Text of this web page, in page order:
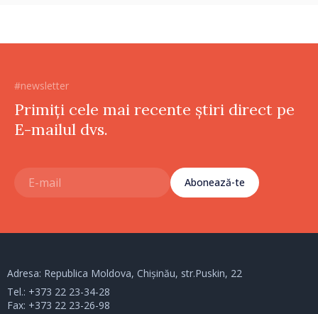
#newsletter
Primiți cele mai recente știri direct pe
E-mailul dvs.
Abonează-te
Adresa: Republica Moldova, Chișinău, str.Puskin, 22
Tel.: +373 22 23-34-28
Fax: +373 22 23-26-98